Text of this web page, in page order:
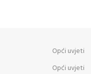
Opći uvjeti
Opći uvjeti